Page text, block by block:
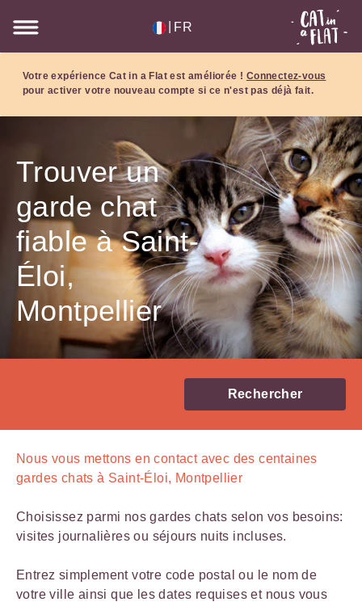
FR
Votre expérience Cat in a Flat est améliorée ! Connectez-vous
pour activer votre nouveau compte si ce n'est pas déjà fait.
Trouver un
garde chat
fiable à Saint-
Éloi,
Montpellier
Rechercher
Nous vous mettons en contact avec des centaines
gardes chats à Saint-Éloi, Montpellier
Choisissez parmi nos gardes chats selon vos besoins:
visites journalières ou séjours nuits incluses.
Entrez simplement votre code postal ou le nom de
votre ville ainsi que les dates requises et nous vous